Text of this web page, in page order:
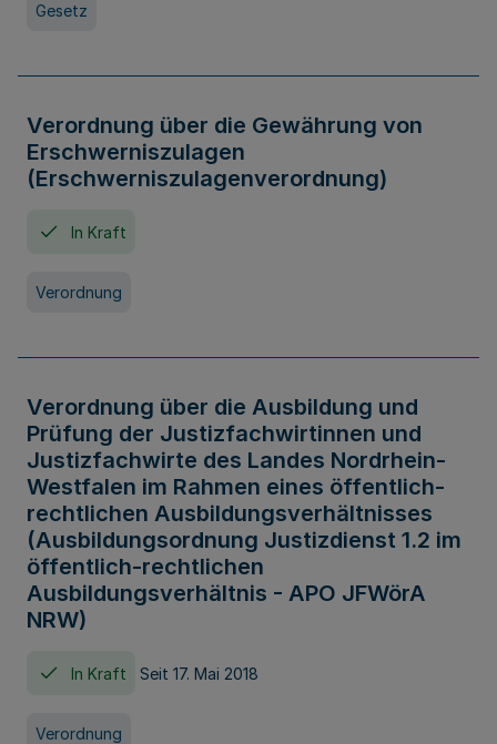
Gesetz
Verordnung über die Gewährung von
Erschwerniszulagen
(Erschwerniszulagenverordnung)
In Kraft
Verordnung
Verordnung über die Ausbildung und
Prüfung der Justizfachwirtinnen und
Justizfachwirte des Landes Nordrhein-
Westfalen im Rahmen eines öffentlich-
rechtlichen Ausbildungsverhältnisses
(Ausbildungsordnung Justizdienst 1.2 im
öffentlich-rechtlichen
Ausbildungsverhältnis - APO JFWörA
NRW)
In Kraft Seit 17. Mai 2018
Verordnung